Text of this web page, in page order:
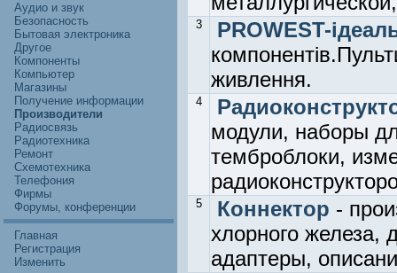
Аудио и звук
Безопасность
Бытовая электроника
Другое
Компоненты
Компьютер
Магазины
Получение информации
Производители
Радиосвязь
Радиотехника
Ремонт
Схемотехника
Телефония
Фирмы
Форумы, конференции
Главная
Регистрация
Изменить
3
PROWEST-
живлення.
4
модули, наборы
темброблоки,
5 Коннектор -
хлорного железа,
адаптеры,